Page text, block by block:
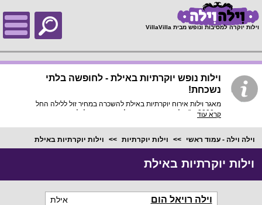
וילות יוקרה למסיבות ונופש מבית VillaVilla
וילות נופש יוקרתיות באילת - לחופשה בלתי
נשכחת!
מאגר וילות אירוח יוקרתיות באילת להשכרה במחיר זול ללילה החל
מ-2000 ש"ח לקבוצת נופשים או למשפחה, תוכלו להנות מבריכה פרטית,
בעובדה שהוילה עומדת לרשותכם ולפרטיותכם בלבד ללא נספחים נוספים
בבריכה.
קרא עוד
וילה וילה - עמוד ראשי וילות יוקרתיות וילות יוקרתיות באילת
וילות יוקרתיות באילת
וילה רויאל הום אילת